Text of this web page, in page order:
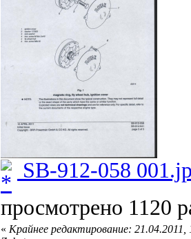
SB-912-058
просмотрено 1120
« Крайнее редактирование: